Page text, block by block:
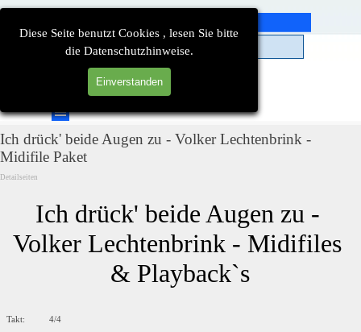
Diese Seite benutzt Cookies , lesen Sie bitte
die Datenschutzhinweise.
Einverstanden
Direkt zum Seiteninhalt
Menü überspringen
Ich drück' beide Augen zu - Volker Lechtenbrink -
Midifile Paket
Detailseiten
Ich drück' beide Augen zu -
Volker Lechtenbrink - Midifiles
& Playback`s
Takt: 4/4